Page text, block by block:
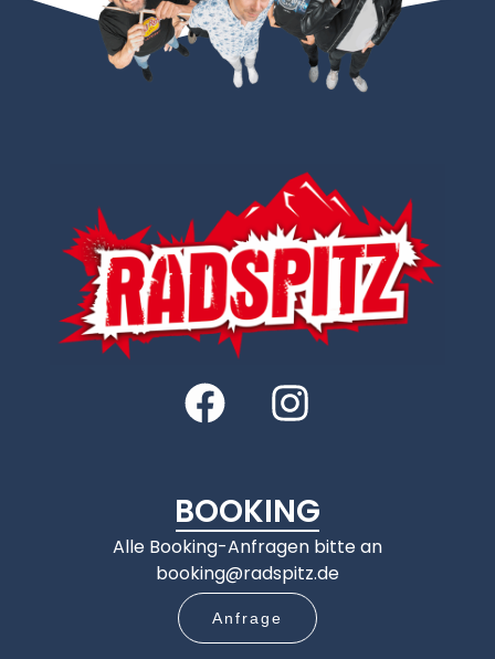
BOOKING
Alle Booking-Anfragen bitte an
booking@radspitz.de
Anfrage